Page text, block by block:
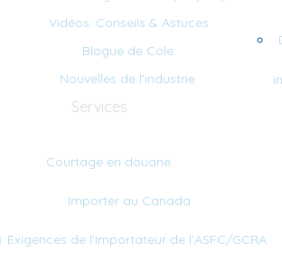
Vidéos: Conseils & Astuces
Blogue de Cole
Nouvelles de l’industrie
Services
Courtage en douane
Importer au Canada
Exigences de l’importateur de l’ASFC/GCRA